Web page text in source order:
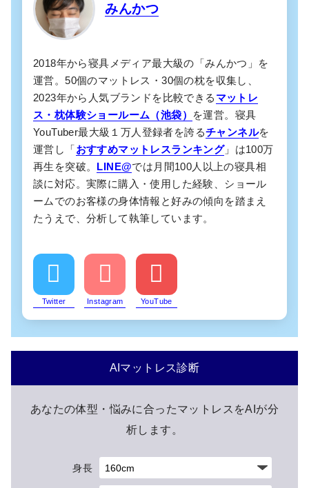
みんかつ
2018年から寝具メディア最大級の「みんかつ」を
運営。50個のマットレス・30個の枕を収集し、
2023年から人気ブランドを比較できる マットレ
ス・枕体験ショールーム（池袋）
を運営。寝具
YouTuber最大級１万人登録者を誇るチャンネルを
運営し「おすすめマットレスランキング」は100万
再生を突破。 LINE@では月間100人以上の寝具相
談に対応。実際に購入・使用した経験、ショール
ームでのお客様の身体情報と好みの傾向を踏まえ
たうえで、分析して執筆しています。
Twitter Instagram YouTube
AIマットレス診断
あなたの体型・悩みに合ったマットレスをAIが分
析します。
身長